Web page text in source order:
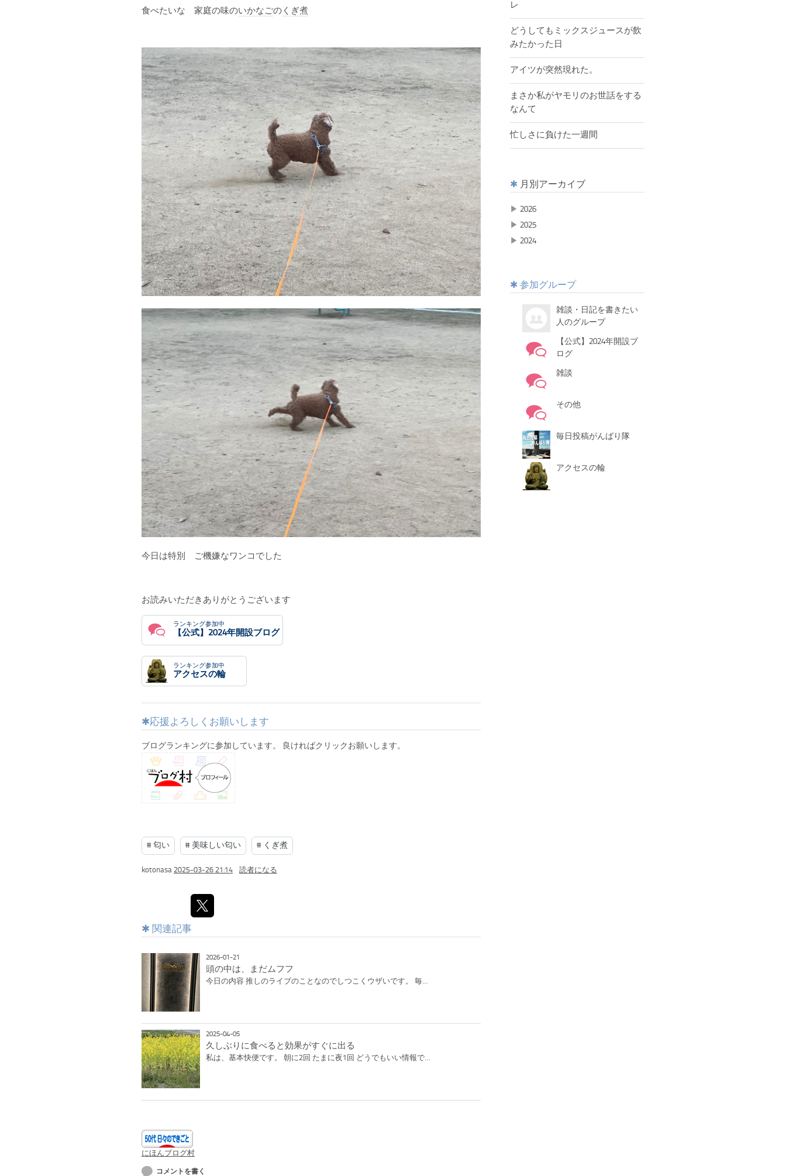
食べたいな 家庭の味のいかなごの くぎ煮
今日は特別 ご機嫌なワンコでした
お読みいただきありがとうございます
ランキング参加中
【公式】2024年開設ブログ
ランキング参加中
アクセスの輪
応援よろしくお願いします
ブログランキングに参加しています。 良ければクリックお願いします。
# 匂い # 美味しい匂い # くぎ煮
kotonasa 2025-03-26 21:14 読者になる
関連記事
2026-01-21
頭の中は、まだムフフ
今日の内容 推しのライブのことなのでしつこくウザいです。 毎…
2025-04-05
久しぶりに食べると効果がすぐに出る
私は、基本快便です。 朝に2回 たまに夜1回 どうでもいい情報で…
にほんブログ村
コメントを書く
レ
どうしてもミックスジュースが飲
みたかった日
アイツが突然現れた。
まさか私がヤモリのお世話をする
なんて
忙しさに負けた一週間
月別アーカイブ
▶ 2026
▶ 2025
▶ 2024
参加グループ
雑談・日記を書きたい
人のグループ
【公式】2024年開設ブ
ログ
雑談
その他
毎日投稿がんばり隊
アクセスの輪